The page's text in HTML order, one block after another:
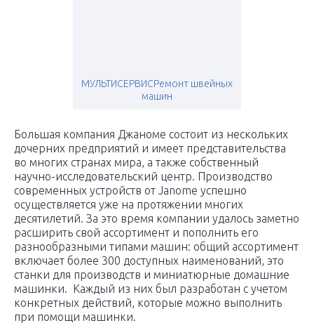
МУЛЬТИСЕРВИСРемонт швейных
машин
Большая компания Джаноме состоит из нескольких
дочерних предприятий и имеет представительства
во многих странах мира, а также собственный
научно-исследовательский центр. Производство
современных устройств от Janome успешно
осуществляется уже на протяжении многих
десятилетий. За это время компании удалось заметно
расширить свой ассортимент и пополнить его
разнообразными типами машин: общий ассортимент
включает более 300 доступных наименований, это
станки для производств и миниатюрные домашние
машинки. Каждый из них был разработан с учетом
конкретных действий, которые можно выполнить
при помощи машинки.